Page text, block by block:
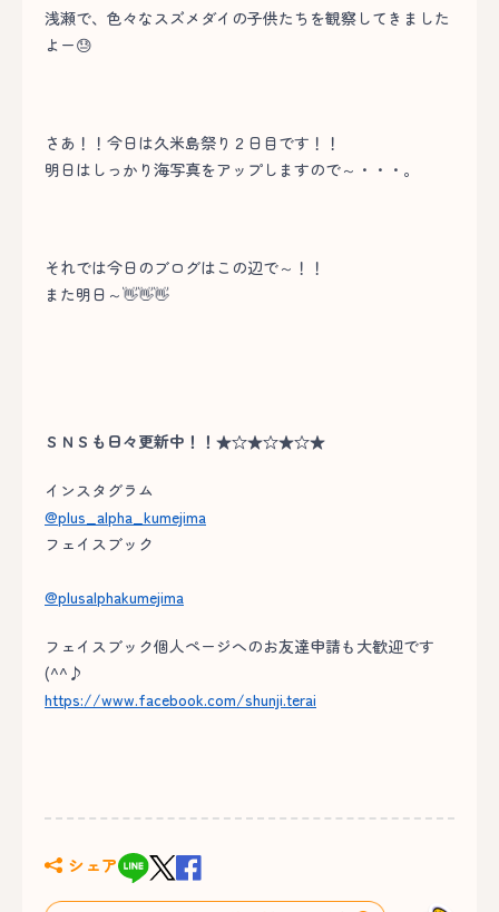
浅瀬で、色々なスズメダイの子供たちを観察してきました
よー😓
さあ！！今日は久米島祭り２日目です！！
明日はしっかり海写真をアップしますので～・・・。
それでは今日のブログはこの辺で～！！
また明日～👋👋👋
ＳＮＳも日々更新中！！★☆★☆★☆★
インスタグラム
@plus_alpha_kumejima
フェイスブック
@plusalphakumejima
フェイスブック個人ページへのお友達申請も大歓迎です
(^^♪
https://www.facebook.com/shunji.terai
シェア